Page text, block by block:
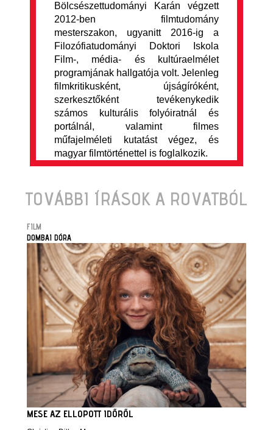
Bölcsészettudományi Karán végzett
2012-ben filmtudomány
mesterszakon, ugyanitt 2016-ig a
Filozófiatudományi Doktori Iskola
Film-, média- és kultúraelmélet
programjának hallgatója volt. Jelenleg
filmkritikusként, újságíróként,
szerkesztőként tevékenykedik
számos kulturális folyóiratnál és
portálnál, valamint filmes
műfajelméleti kutatást végez, és
magyar filmtörténettel is foglalkozik.
TOVÁBBI ÍRÁSOK A ROVATBÓL
FILM
DOMBAI DÓRA
MESE AZ ELLOPOTT IDŐRŐL